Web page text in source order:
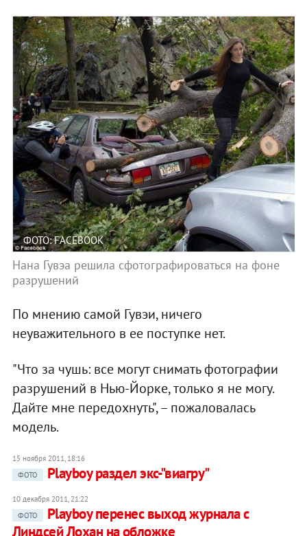
ФОТО: FACEBOOK
Нана Гувэа решила сфотографироваться на фоне
разрушений
По мнению самой Гувэи, ничего
неуважительного в ее поступке нет.
"Что за чушь: все могут снимать фотографии
разрушений в Нью-Йорке, только я не могу.
Дайте мне передохнуть", – пожаловалась
модель.
15 ноября 2011, 18:16
ФОТО
Playboy раздел экс-"виагру"
10 декабря 2011, 21:22
ФОТО
Playboy перенес выход журнала с
Линдсей Лохан на обложке